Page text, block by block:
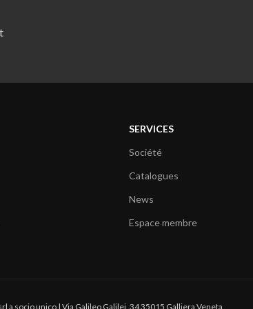
SERVICES
Société
Catalogues
News
Espace membre
a socio unico | Via Galileo Galilei, 34 35015 Galliera Veneta